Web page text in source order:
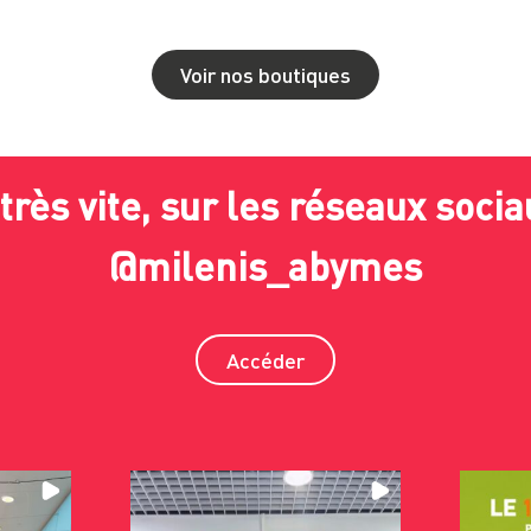
Voir nos boutiques
vite, sur les réseaux
@milenis_abymes
Accéder